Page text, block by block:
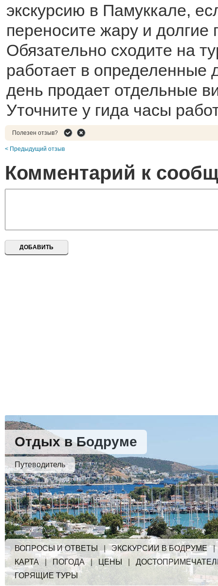
экскурсию в Памуккале,
переносите жару и долгие
Обязательно сходите на
работает в определенные
день продает отдельные
Уточните у гида часы
Полезен отзыв?
< Предыдущий отзыв
Комментарий к
Отдых в Бодруме
Путеводитель
ВОПРОСЫ И ОТВЕТЫ |ЭКСКУРСИИ В БОДРУМЕ
КАРТА | ПОГОДА| ЦЕНЫ
ГОРЯЩИЕ ТУРЫ